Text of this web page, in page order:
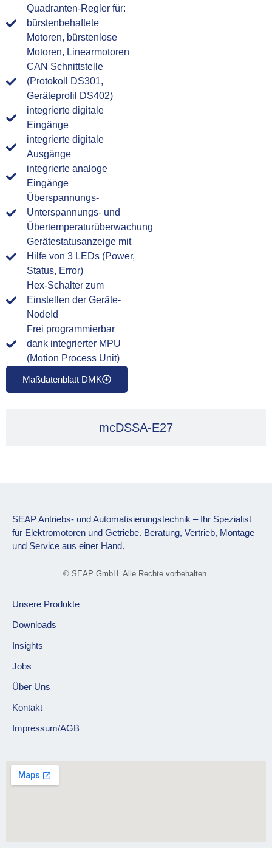
mcDSSA-E27
Quadranten-Regler für:
bürstenbehaftete
Motoren, bürstenlose
Motoren, Linearmotoren
CAN Schnittstelle
(Protokoll DS301,
Geräteprofil DS402)
integrierte digitale
Eingänge
integrierte digitale
Ausgänge
integrierte analoge
Eingänge
Überspannungs-
Unterspannungs- und
Übertemperaturüberwachung
Gerätestatusanzeige mit
Hilfe von 3 LEDs (Power,
Status, Error)
Hex-Schalter zum
Einstellen der Geräte-
NodeId
Frei programmierbar
dank integrierter MPU
(Motion Process Unit)
Maßdatenblatt DMK
SEAP Antriebs- und Automatisierungstechnik – Ihr Spezialist
für Elektromotoren und Getriebe. Beratung, Vertrieb, Montage
und Service aus einer Hand.
© SEAP GmbH. Alle Rechte vorbehalten.
Unsere Produkte
Downloads
Insights
Jobs
Über Uns
Kontakt
Impressum/AGB